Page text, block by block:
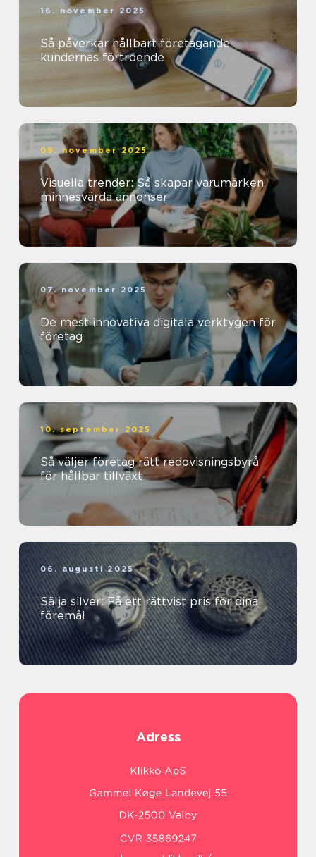
16. november 2025
Så påverkar hållbart företagande
kundernas förtroende
09. november 2025
Visuella trender: Så skapar varumärken
minnesvärda annonser
07. november 2025
De mest innovativa digitala verktygen för
företag
10. september 2025
Så väljer företag rätt redovisningsbyrå
för hållbar tillväxt
06. augusti 2025
Sälja silver: Få ett rättvist pris för dina
föremål
Adress